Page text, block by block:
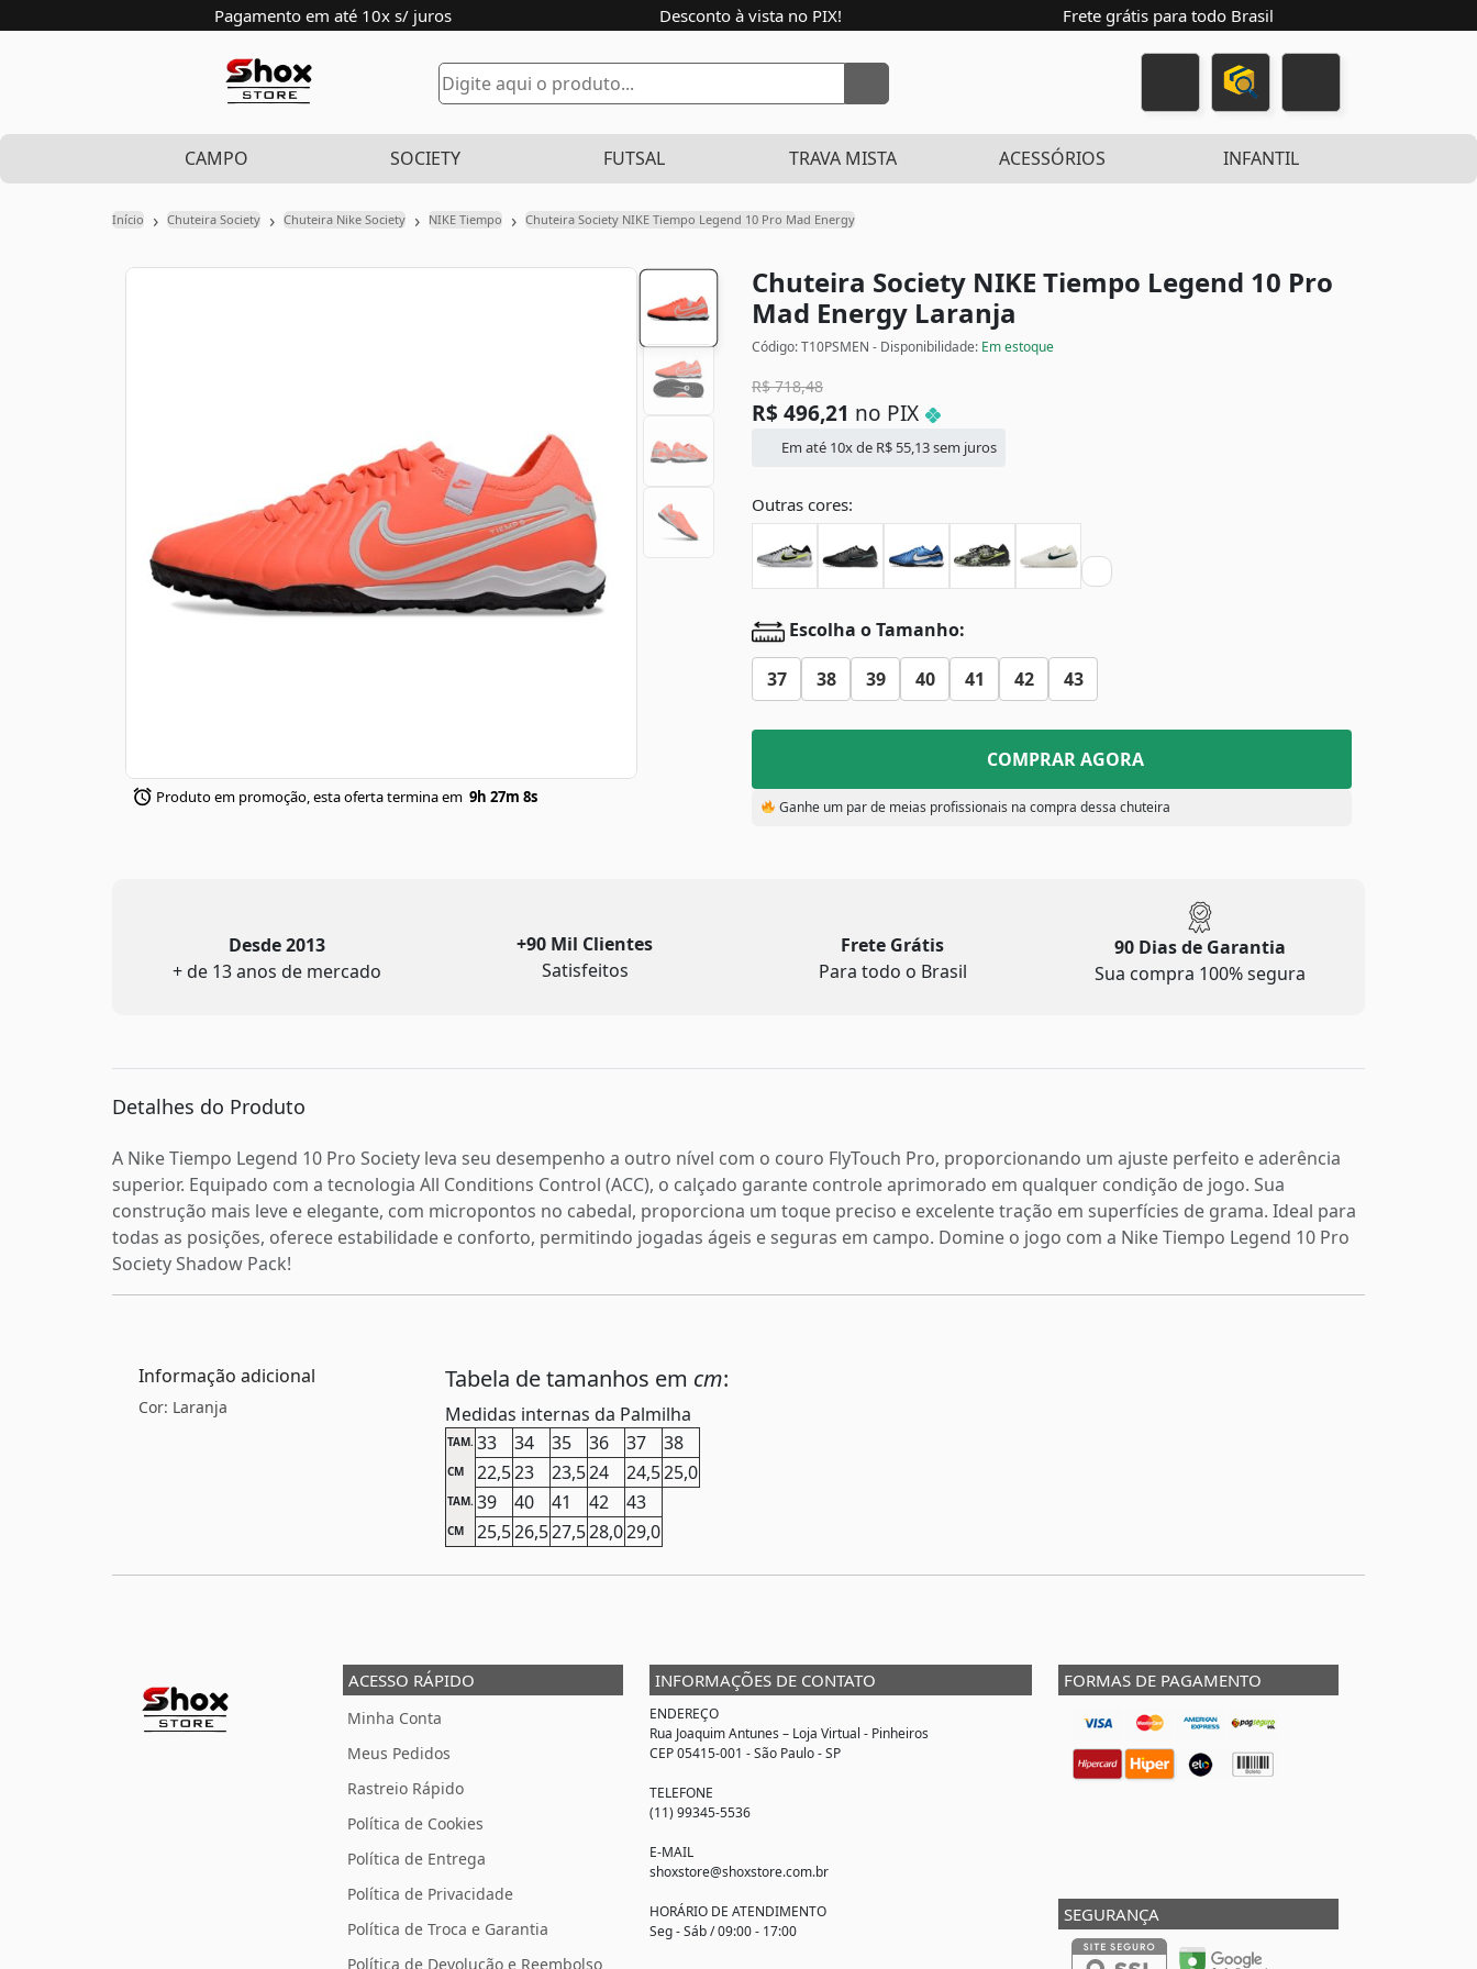
Pagamento em até 10x s/ juros Desconto à vista no PIX! Frete grátis para todo Brasil
CAMPO SOCIETY FUTSAL TRAVA MISTA ACESSÓRIOS INFANTIL
Início › Chuteira Society › Chuteira Nike Society › NIKE Tiempo › Chuteira Society NIKE Tiempo Legend 10 Pro Mad Energy
Produto em promoção, esta oferta termina em 9h 27m 7s
Chuteira Society NIKE Tiempo Legend 10 Pro
Mad Energy Laranja
Código: T10PSMEN - Disponibilidade: Em estoque
R$718,48
R$ 496,21 no PIX
Em até 10x de R$ 55,13sem juros
Outras cores:
Escolha o Tamanho:
37 38 39 40 41 42 43
COMPRAR AGORA
Ganhe um par de meias profissionais na compra dessa chuteira
Desde 2013
+ de 13 anos de mercado
+90 Mil Clientes
Satisfeitos
Frete Grátis
Para todo o Brasil
90 Dias de Garantia
Sua compra 100% segura
Detalhes do Produto
A Nike Tiempo Legend 10 Pro Society leva seu desempenho a outro nível com o couro FlyTouch Pro, proporcionando um ajuste perfeito e aderência
superior. Equipado com a tecnologia All Conditions Control (ACC), o calçado garante controle aprimorado em qualquer condição de jogo. Sua
construção mais leve e elegante, com micropontos no cabedal, proporciona um toque preciso e excelente tração em superfícies de grama. Ideal para
todas as posições, oferece estabilidade e conforto, permitindo jogadas ágeis e seguras em campo. Domine o jogo com a Nike Tiempo Legend 10 Pro
Society Shadow Pack!
Informação adicional
Cor: Laranja
Tabela de tamanhos em cm:
Medidas internas da Palmilha
TAM. 33 34 35 36 37 38
CM 22,523 23,524 24,525,0
TAM. 39 40 41 42 43
CM 25,526,527,528,029,0
ACESSO RÁPIDO
Minha Conta
Meus Pedidos
Rastreio Rápido
Política de Cookies
Política de Entrega
Política de Privacidade
Política de Troca e Garantia
Política de Devolução e Reembolso
INFORMAÇÕES DE CONTATO
ENDEREÇO
Rua Joaquim Antunes – Loja Virtual - Pinheiros
CEP 05415-001 - São Paulo - SP
TELEFONE
(11) 99345-5536
E-MAIL
shoxstore@shoxstore.com.br
HORÁRIO DE ATENDIMENTO
Seg - Sáb / 09:00 - 17:00
FORMAS DE PAGAMENTO
SEGURANÇA